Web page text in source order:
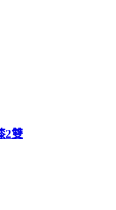
2雙